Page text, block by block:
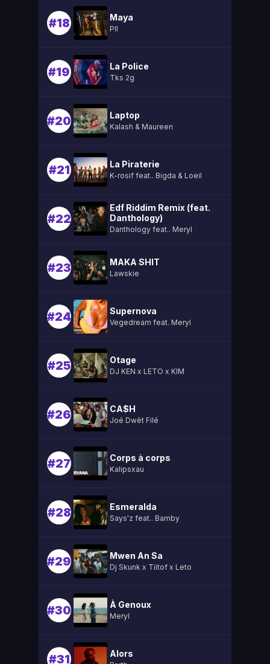
#18 Maya
Pll
#19 La Police
Tks 2g
#20 Laptop
Kalash & Maureen
#21 La Piraterie
K-rosif feat.. Bigda & Loeil
#22
Edf Riddim Remix (feat.
Danthology)
Danthology feat.. Meryl
#23 MAKA SHIT
Lawskie
#24 Supernova
Vegedream feat. Meryl
#25 Otage
DJ KEN x LETO x KIM
#26 CA$H
Joé Dwèt Filé
#27 Corps à corps
Kalipsxau
#28 Esmeralda
Says'z feat.. Bamby
#29 Mwen An Sa
Dj Skunk x Tiitof x Leto
#30 À Genoux
Meryl
#31 Alors